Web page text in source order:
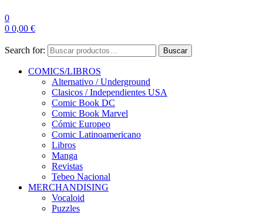
0
0 0,00 €
Search for: Buscar
COMICS/LIBROS
Alternativo / Underground
Clasicos / Independientes USA
Comic Book DC
Comic Book Marvel
Cómic Europeo
Comic Latinoamericano
Libros
Manga
Revistas
Tebeo Nacional
MERCHANDISING
Vocaloid
Puzzles